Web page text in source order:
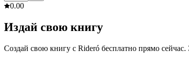
0.00
Издай свою книгу
Создай свою книгу с Rideró бесплатно прямо сейчас.